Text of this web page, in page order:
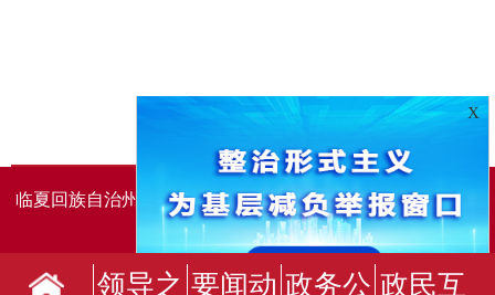
临夏回族自治州人民政府办公室主办 临夏回族自治州人民政
府信息中心承办
领导之 要闻动 政务公 政民互
X